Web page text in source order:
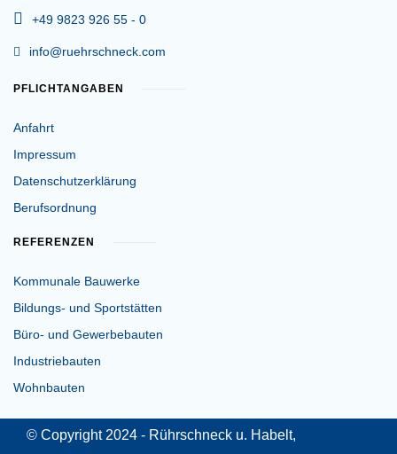
+49 9823 926 55 - 0
info@ruehrschneck.com
PFLICHTANGABEN
Anfahrt
Impressum
Datenschutzerklärung
Berufsordnung
REFERENZEN
Kommunale Bauwerke
Bildungs- und Sportstätten
Büro- und Gewerbebauten
Industriebauten
Wohnbauten
© Copyright 2024 - Rührschneck u. Habelt,